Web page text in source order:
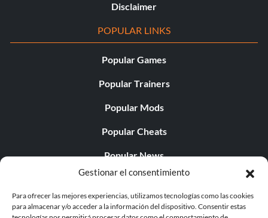
Gestionar el consentimiento
Para ofrecer las mejores experiencias, utilizamos tecnologías como las cookies
para almacenar y/o acceder a la información del dispositivo. Consentir estas
Disclaimer
POPULAR LINKS
Popular Games
Popular Trainers
Popular Mods
Popular Cheats
Popular News
Popular Editorials
Popular Free Games